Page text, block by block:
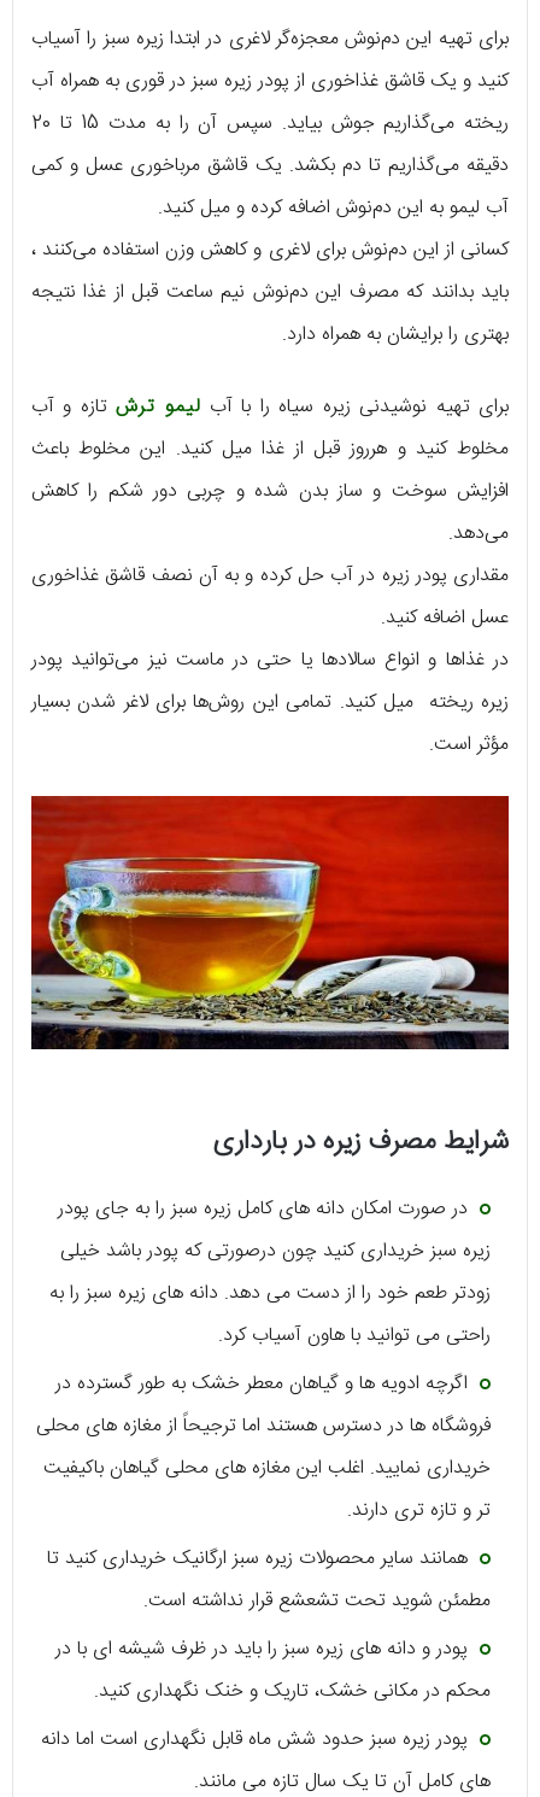
برای تهیه این دم‌نوش معجزه‌گر لاغری در ابتدا زیره سبز را آسیاب
کنید و یک قاشق غذاخوری از پودر زیره سبز در قوری به همراه آب
ریخته می‌گذاریم جوش بیاید. سپس آن را به مدت 15 تا 20
دقیقه می‌گذاریم تا دم بکشد. یک قاشق مرباخوری عسل و کمی
آب‌ لیمو به این دم‌نوش اضافه کرده و میل کنید.
کسانی از این دم‌نوش برای لاغری و کاهش وزن استفاده می‌کنند ،
باید بدانند که مصرف این دم‌نوش نیم ساعت قبل از غذا نتیجه
بهتری را برایشان به همراه دارد.
برای تهیه نوشیدنی زیره سیاه را با آب‌ لیمو ترشتازه و آب
مخلوط‌ کنید و هرروز قبل از غذا میل کنید. این مخلوط باعث
افزایش سوخت‌ و ساز بدن شده و چربی دور شکم را کاهش
می‌دهد.
مقداری پودر زیره در آب حل کرده و به آن نصف قاشق غذاخوری
عسل اضافه کنید.
در غذاها و انواع سالادها یا حتی در ماست نیز می‌توانید پودر
زیره ریخته میل کنید. تمامی این روش‌ها برای لاغر شدن بسیار
مؤثر است.
شرایط مصرف زیره در بارداری
در صورت امکان دانه های کامل زیره سبز را به جای پودر
زیره سبز خریداری کنید چون درصورتی که پودر باشد خیلی
زودتر طعم خود را از دست می دهد. دانه های زیره سبز را به
راحتی می توانید با هاون آسیاب کرد.
اگرچه ادویه ها و گیاهان معطر خشک به طور گسترده در
فروشگاه ها در دسترس هستند اما ترجیحاً از مغازه های محلی
خریداری نمایید. اغلب این مغازه های محلی گیاهان باکیفیت
تر و تازه تری دارند.
همانند سایر محصولات زیره سبز ارگانیک خریداری کنید تا
مطمئن شوید تحت تشعشع قرار نداشته است.
پودر و دانه های زیره سبز را باید در ظرف شیشه ای با در
محکم در مکانی خشک، تاریک و خنک نگهداری کنید.
پودر زیره سبز حدود شش ماه قابل نگهداری است اما دانه
های کامل آن تا یک سال تازه می مانند.